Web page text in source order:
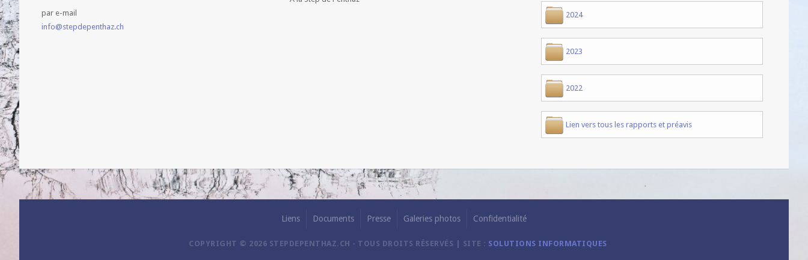
par e-mail
info@stepdepenthaz.ch
2024
2023
2022
Lien vers tous les rapports et préavis
Liens Documents Presse Galeries photos Confidentialité
COPYRIGHT © 2026 STEPDEPENTHAZ.CH - TOUS DROITS RÉSERVÉS | SITE : SOLUTIONS INFORMATIQUES